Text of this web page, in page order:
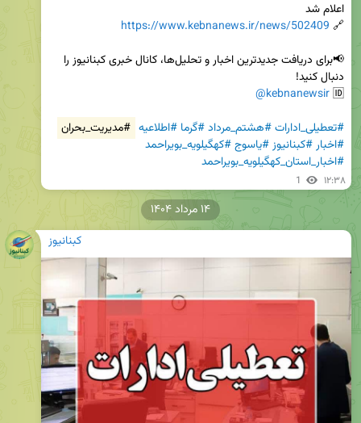
🔗
https://www.kebnanews.ir/news/502409
🆔
@kebnanewsir
#تعطیلی_ادارات#هشتم_مرداد#گرما #اطلاعیه #مدیریت_بحران
#اخبار#کبنانیوز#یاسوج#کهگیلویه_بویراحمد
#اخبار_استان_کهگیلویه_بویراحمد
1 ۱۲:۳۸
کبنانیوز
۱۴ مرداد ۱۴۰۴